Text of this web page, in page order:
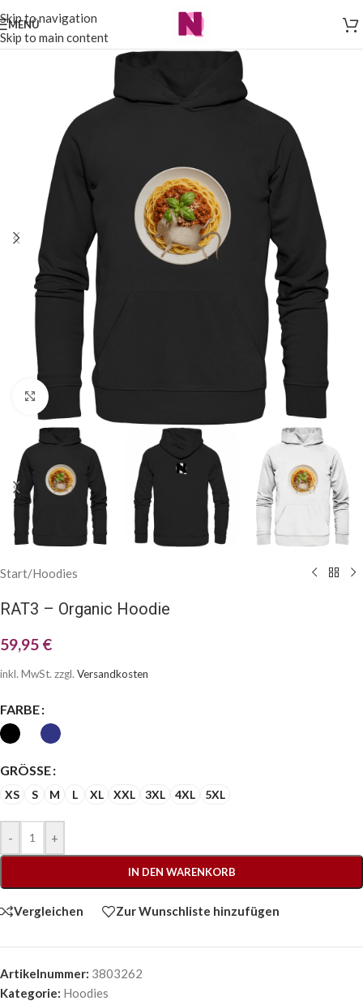
Skip to navigation
Skip to main content
MENÜ
Klick zum Vergrößern
Start/Hoodies
RAT3 – Organic Hoodie
59,95 €
inkl. MwSt. zzgl. Versandkosten
FARBE
GRÖSSE
XS S M L XL XXL 3XL 4XL 5XL
- +
IN DEN WARENKORB
Vergleichen Zur Wunschliste hinzufügen
Artikelnummer: 3803262
Kategorie: Hoodies